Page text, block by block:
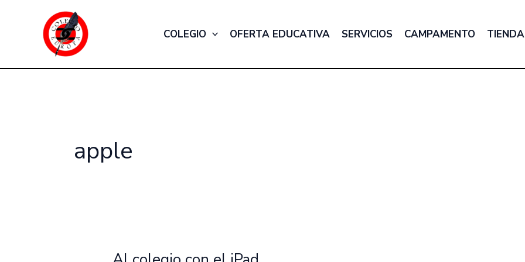
contenido
COLEGIO OFERTA EDUCATIVA SERVICIOS CAMPAMENTO TIENDA
apple
Al